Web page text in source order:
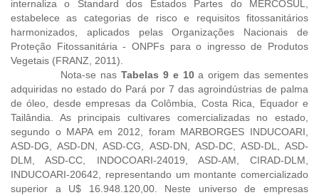
internaliza o Standard dos Estados Partes do MERCOSUL,
estabelece as categorias de risco e requisitos fitossanitários
harmonizados, aplicados pelas Organizações Nacionais de
Proteção Fitossanitária - ONPFs para o ingresso de Produtos
Vegetais (FRANZ, 2011).
Nota-se nasTabelas 9 e 10a origem das sementes
adquiridas no estado do Pará por 7 das agroindústrias de palma
de óleo, desde empresas da Colômbia, Costa Rica, Equador e
Tailândia. As principais cultivares comercializadas no estado,
segundo o MAPA em 2012, foram MARBORGES INDUCOARI,
ASD-DG, ASD-DN, ASD-CG, ASD-DN, ASD-DC, ASD-DL, ASD-
DLM, ASD-CC, INDOCOARI-24019, ASD-AM, CIRAD-DLM,
INDUCOARI-20642, representando um montante comercializado
superior a U$ 16.948.120,00. Neste universo de empresas